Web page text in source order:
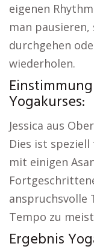
eigenen
man pausieren,
durchgehen
wiederholen.
Yogakurses:
Jessica aus
Dies ist
mit einigen
anspruchsvolle
Tempo zu
Ergebnis